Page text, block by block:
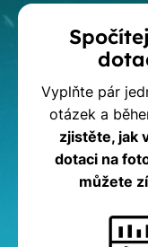
na
Vyplňte pár
otázek a
zjistěte, jak
dotaci na
můžete